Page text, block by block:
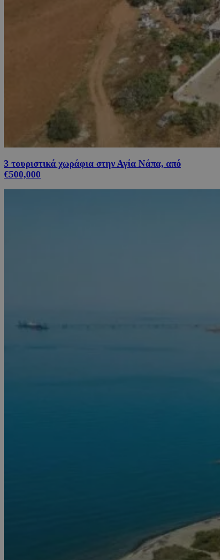
3 τουριστικά χωράφια στην Αγία Νάπα, από
€500,000